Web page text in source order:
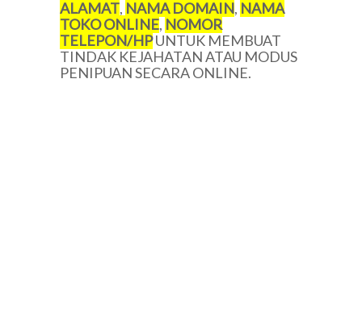
ALAMAT, NAMA DOMAIN, NAMA
TOKO ONLINE, NOMOR
TELEPON/HPUNTUK MEMBUAT
TINDAK KEJAHATAN ATAU MODUS
PENIPUAN SECARA ONLINE.